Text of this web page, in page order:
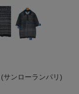
(サンローランパリ)